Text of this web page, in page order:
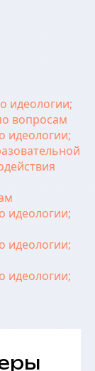
идеологии;
вопросам
идеологии;
идеологии;
идеологии;
идеологии;